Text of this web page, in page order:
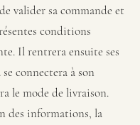
valider sa commande et
conditions
Il rentrera ensuite ses
connectera à son
le mode de livraison.
des informations, la